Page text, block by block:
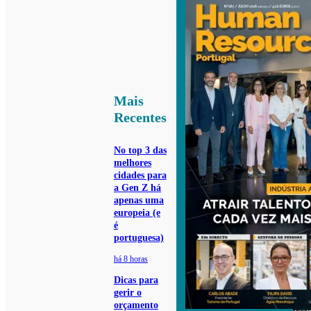
Mais
Recentes
No top 3 das
melhores
cidades para
a Gen Z há
apenas uma
europeia (e
é
portuguesa)
há 8 horas
Dicas para
gerir o
orçamento